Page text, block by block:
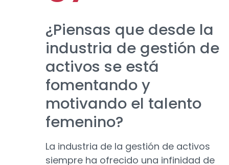
¿Piensas que desde la
industria de gestión de
activos se está
fomentando y
motivando el talento
femenino?
La industria de la gestión de activos
siempre ha ofrecido una infinidad de